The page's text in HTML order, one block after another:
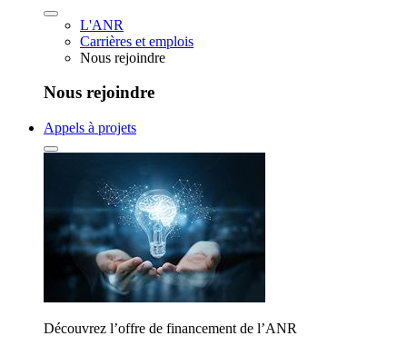
L'ANR
Carrières et emplois
Nous rejoindre
Nous rejoindre
Appels à projets
Découvrez l’offre de financement de l’ANR